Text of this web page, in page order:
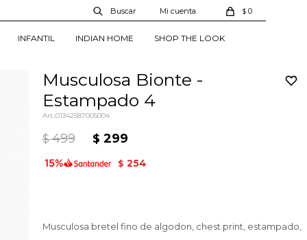
INFANTIL INDIAN HOME SHOP THE LOOK
$ 0
Musculosa Bionte -
Estampado 4
01342587005004
$ 499 $ 299
$ 254
Musculosa bretel fino de algodon, chest print, estampado,